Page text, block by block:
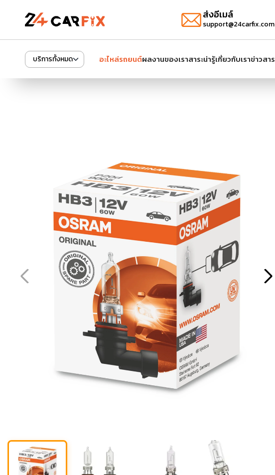
ส่งอีเมล์
support@24carfix.com
บริการทั้งหมด อะไหล่รถยนต์ผลงานของเราสาระน่ารู้เกี่ยวกับเราข่าวสาร